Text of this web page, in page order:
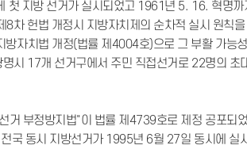
지방 선거가 실시되었고 1961년 5. 16. 혁명
차 헌법 개정시 지방자치제의 순차적 실시 원칙
자치법 개정(법률 제4004호)으로 그 부활 가능
17개 선거구에서 주민 직접선거로 22명의 초
부정방지법"이 법률 제4739호로 제정 공포되
국 동시 지방선거가 1995년 6월 27일 동시에 실